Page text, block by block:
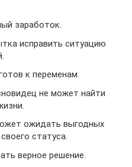
заработок.
исправить ситуацию
к переменам.
не может найти
ожидать выгодных
статуса.
верное решение.